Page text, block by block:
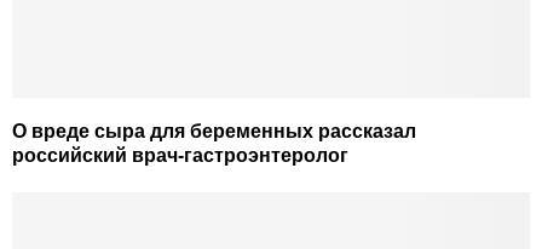
О вреде сыра для беременных рассказал
российский врач-гастроэнтеролог